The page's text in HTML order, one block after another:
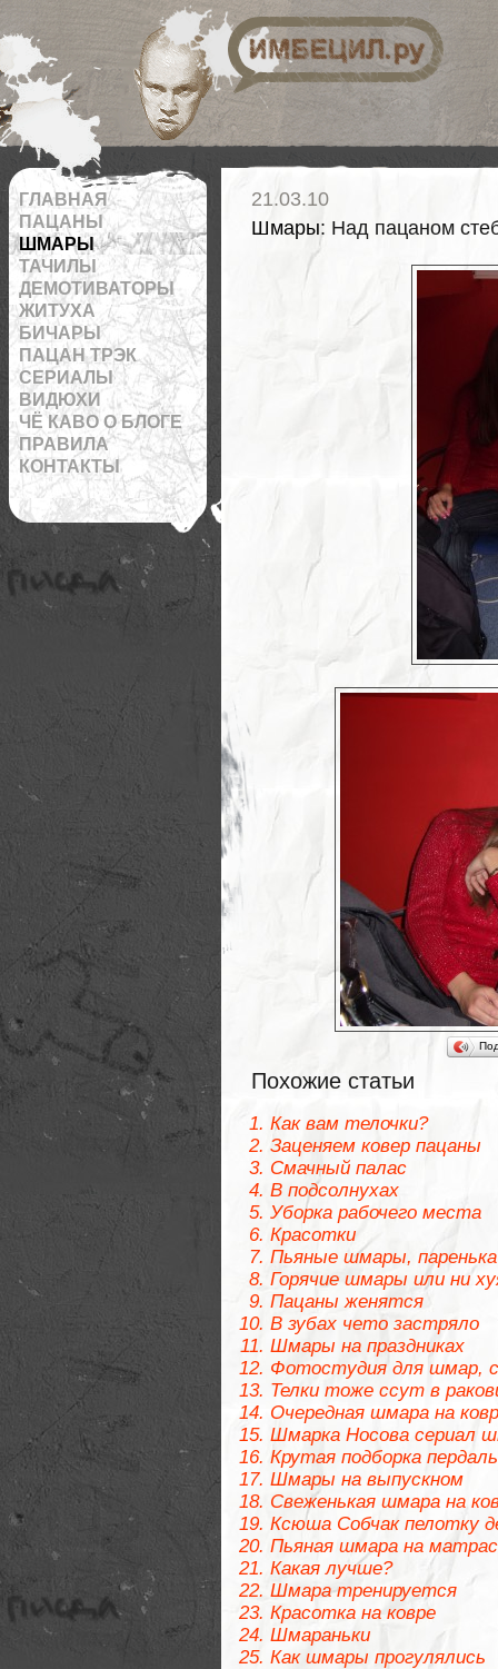
RSS
ГЛАВНАЯ
ПАЦАНЫ
ШМАРЫ
ТАЧИЛЫ
ДЕМОТИВАТОРЫ
ЖИТУХА
БИЧАРЫ
ПАЦАН ТРЭК
СЕРИАЛЫ
ВИДЮХИ
ЧЁ КАВО О БЛОГЕ
ПРАВИЛА
КОНТАКТЫ
21.03.10
Шмары: Над пацаном
Похожие статьи
Как вам телочки?
Заценяем ковер пацаны
Смачный палас
В подсолнухах
Уборка рабочего места
Красотки
Пьяные шмары, паренька
Горячие шмары или ни
Пацаны женятся
В зубах чето застряло
Шмары на праздниках
Фотостудия для шмар,
Телки тоже ссут в
Очередная шмара на
Шмарка Носова сериал
Крутая подборка
Шмары на выпускном
Свеженькая шмара на
Ксюша Собчак пелотку
Пьяная шмара на
Какая лучше?
Шмара тренируется
Красотка на ковре
Шмараньки
Как шмары прогулялись